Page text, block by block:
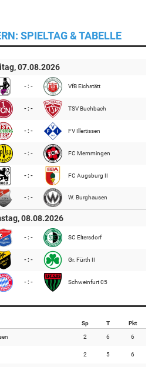
SPIELTAG & TABELLE
07.08.2026
- : - VfB Eichstätt
- : - TSV Buchbach
- : - FV Illertissen
- : - FC Memmingen
- : - FC Augsburg II
- : - W. Burghausen
08.08.2026
- : - SC Eltersdorf
- : - Gr. Fürth II
- : - Schweinfurt 05
Sp T Pkt
2 6 6
2 5 6